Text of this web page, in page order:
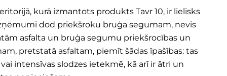
kurā izmantots produkts Tavr 10, ir lielisks
dod priekšroku bruģa segumam, nevis
asfalta un bruģa segumu priekšrocības un
pretstatā asfaltam, piemīt šādas īpašības: tas
intensīvas slodzes ietekmē, kā arī ir ātri un